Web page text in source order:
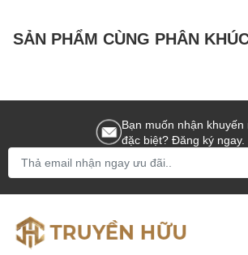
SẢN PHẨM CÙNG PHÂN
Bạn muốn nhận khuyến
đặc biệt? Đăng ký ngay.